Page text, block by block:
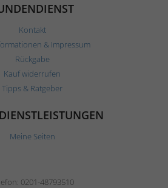
Kontakt
& Impressum
Rückgabe
Kauf widerrufen
Tipps & Ratgeber
Meine Seiten
0201-48793510